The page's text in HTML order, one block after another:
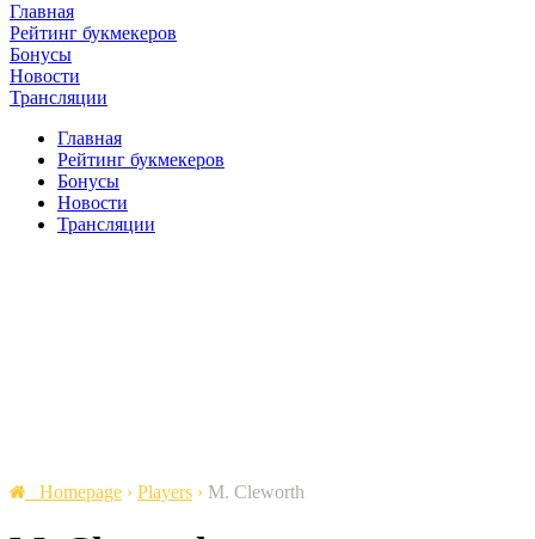
Главная
Рейтинг букмекеров
Бонусы
Новости
Трансляции
Главная
Рейтинг букмекеров
Бонусы
Новости
Трансляции
Homepage › Players › M. Cleworth